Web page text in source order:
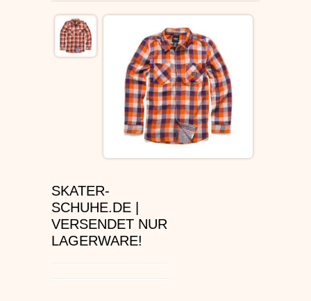
GLOBE SCHUHE
ÉS SCHUHE
SLIP ON
DVS SCHUHE
OSIRIS SKATERSCHUHE
ADIO
RESTPOSTEN
SCHUHE RESTPOSTEN
MARKEN - BRANDS
SKATER-
SCHUHE.DE |
VERSENDET NUR
LAGERWARE!